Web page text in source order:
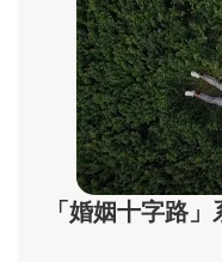
「婚姻十字路